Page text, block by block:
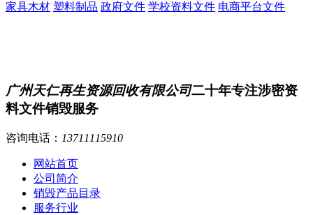
家具木材 塑料制品 政府文件 学校资料文件 电商平台文件
广州天仁再生资源回收有限公司二十年专注涉密资
料文件销毁服务
咨询电话： 13711115910
网站首页
公司简介
销毁产品目录
服务行业